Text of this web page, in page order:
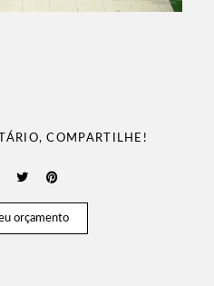
COMPARTILHE!
orçamento